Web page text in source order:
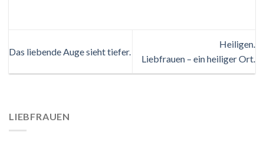
Das liebende Auge sieht tiefer.
Heiligen.
Liebfrauen – ein heiliger Ort.
LIEBFRAUEN